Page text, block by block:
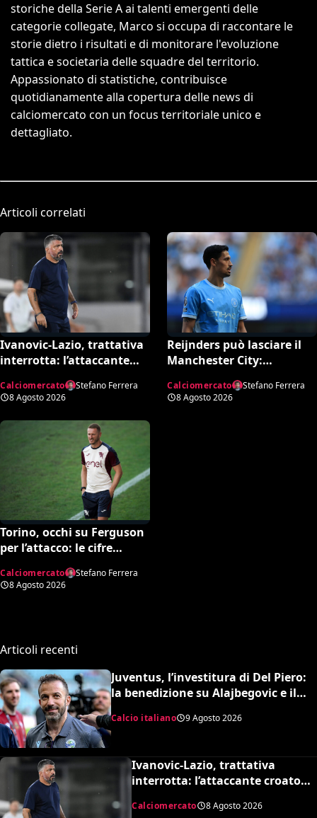
storiche della Serie A ai talenti emergenti delle
categorie collegate, Marco si occupa di raccontare le
storie dietro i risultati e di monitorare l'evoluzione
tattica e societaria delle squadre del territorio.
Appassionato di statistiche, contribuisce
quotidianamente alla copertura delle news di
calciomercato con un focus territoriale unico e
dettagliato.
Articoli correlati
Ivanovic-Lazio, trattativa
interrotta: l’attaccante
trasferimento
Calciomercato
Stefano Ferrera
8 Agosto 2026
Reijnders può lasciare il
Manchester City:
pressing
Calciomercato
Stefano Ferrera
8 Agosto 2026
Torino, occhi su Ferguson
per l’attacco: le cifre
Calciomercato
Stefano Ferrera
8 Agosto 2026
Articoli recenti
Juventus, l’investitura di Del Piero:
la benedizione su Alajbegovic e il
fattore Spalletti per il ritorno in alto
Calcio italiano 9 Agosto 2026
Ivanovic-Lazio, trattativa
interrotta: l’attaccante croato
Calciomercato 8 Agosto 2026